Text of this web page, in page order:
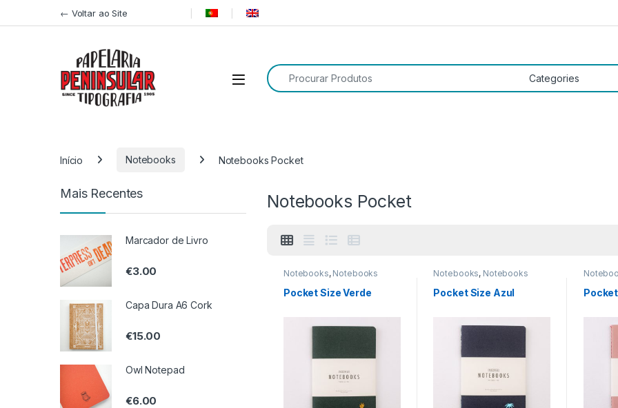
← Voltar ao Site
Procurar por:
Início Notebooks Notebooks Pocket
Notebooks Pocket
Notebooks, Notebooks
Pocket Size Verde
Notebooks, Notebooks
Pocket Size Azul
Mais Recentes
Marcador de Livro
€3.00
Capa Dura A6 Cork
€15.00
Owl Notepad
€6.00